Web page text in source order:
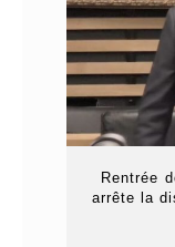
Rentrée
arrête la